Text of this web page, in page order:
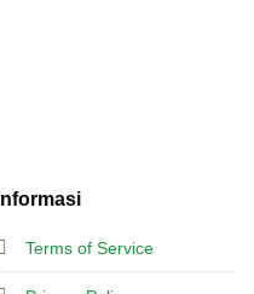
Informasi
Terms of Service